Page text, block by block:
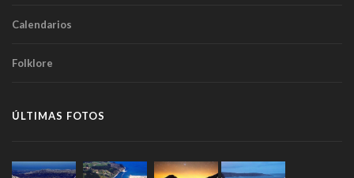
Calendarios
Folklore
ÚLTIMAS FOTOS